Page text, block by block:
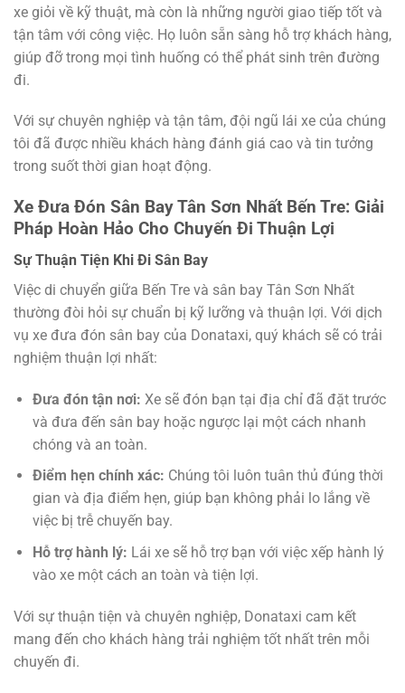
xe giỏi về kỹ thuật, mà còn là những người giao tiếp tốt và
tận tâm với công việc. Họ luôn sẵn sàng hỗ trợ khách hàng,
giúp đỡ trong mọi tình huống có thể phát sinh trên đường
đi.
Với sự chuyên nghiệp và tận tâm, đội ngũ lái xe của chúng
tôi đã được nhiều khách hàng đánh giá cao và tin tưởng
trong suốt thời gian hoạt động.
Xe Đưa Đón Sân Bay Tân Sơn Nhất Bến Tre: Giải
Pháp Hoàn Hảo Cho Chuyến Đi Thuận Lợi
Sự Thuận Tiện Khi Đi Sân Bay
Việc di chuyển giữa Bến Tre và sân bay Tân Sơn Nhất
thường đòi hỏi sự chuẩn bị kỹ lưỡng và thuận lợi. Với dịch
vụ xe đưa đón sân bay của Donataxi, quý khách sẽ có trải
nghiệm thuận lợi nhất:
Đưa đón tận nơi: Xe sẽ đón bạn tại địa chỉ đã đặt trước
và đưa đến sân bay hoặc ngược lại một cách nhanh
chóng và an toàn.
Điểm hẹn chính xác: Chúng tôi luôn tuân thủ đúng thời
gian và địa điểm hẹn, giúp bạn không phải lo lắng về
việc bị trễ chuyến bay.
Hỗ trợ hành lý: Lái xe sẽ hỗ trợ bạn với việc xếp hành lý
vào xe một cách an toàn và tiện lợi.
Với sự thuận tiện và chuyên nghiệp, Donataxi cam kết
mang đến cho khách hàng trải nghiệm tốt nhất trên mỗi
chuyến đi.